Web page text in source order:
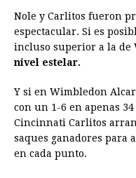
Nole y Carlitos fueron
espectacular. Si es
incluso superior a la de
nivel estelar.
Y si en Wimbledon
con un 1-6 en apenas
Cincinnati Carlitos
saques ganadores para
en cada punto.